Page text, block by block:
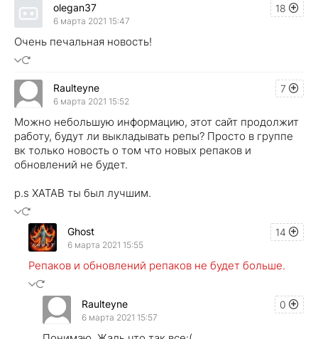
18
olegan37
6 марта 2021 15:47
Очень печальная новость!
7
Raulteyne
6 марта 2021 15:52
Можно небольшую информацию, этот сайт продолжит
работу, будут ли выкладывать репы? Просто в группе
вк только новость о том что новых репаков и
обновлений не будет.
p.s XATAB ты был лучшим.
14
Ghost
6 марта 2021 15:55
Репаков и обновлений репаков не будет больше.
0
Raulteyne
6 марта 2021 15:57